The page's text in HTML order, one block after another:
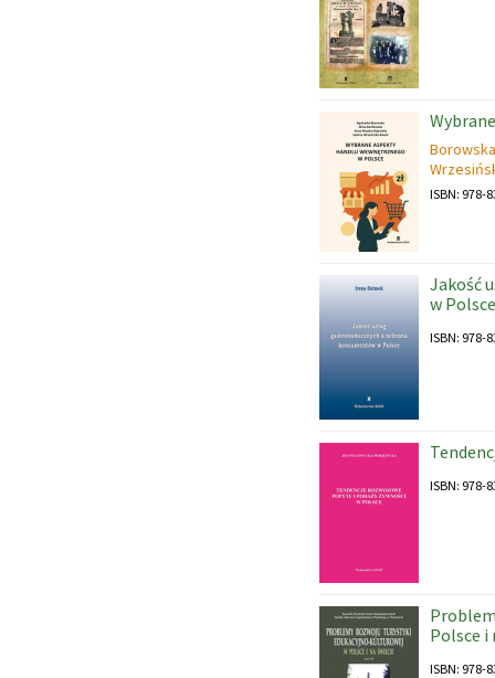
ISBN: 978-
Jakość
w Polsce
ISBN: 978-
ISBN: 978-
Polsce i
ISBN: 978-